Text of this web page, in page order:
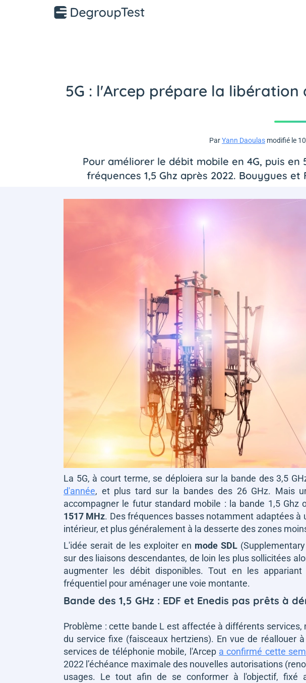
5G : l'Arcep prépare la libération
ParYann Daoulas modifié le
Pour améliorer le débit mobile en 4G, puis
fréquences 1,5 Ghz après 2022. Bouygues
La 5G, à court terme, se déploiera sur la bande des 3,5
d'année, et plus tard sur la bandes des 26 GHz. Mais
accompagner le futur standard mobile : la bande 1,5 Ghz
1517 MHz. Des fréquences basses notamment adaptées à
intérieur, et plus généralement à la desserte des zones
L'idée serait de les exploiter en mode SDL
sur des liaisons descendantes, de loin les plus sollicitées
augmenter les débit disponibles. Tout en les
fréquentiel pour aménager une voie montante.
Bande des 1,5 GHz : EDF et Enedis pas prêts à
Problème : cette bande L est affectée à différents
du service fixe (faisceaux hertziens). En vue de réallouer
services de téléphonie mobile, l'Arcep a confirmé cette
2022 l’échéance maximale des nouvelles autorisations
usages. Le tout afin de se conformer à l'objectif, fixé